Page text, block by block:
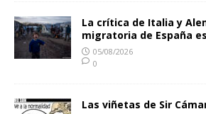
La crítica de Italia y
migratoria de España
05/08/2026
0
Las viñetas de Sir